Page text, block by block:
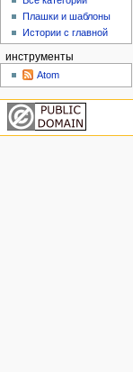
Плашки и шаблоны
Истории с главной
инструменты
Atom